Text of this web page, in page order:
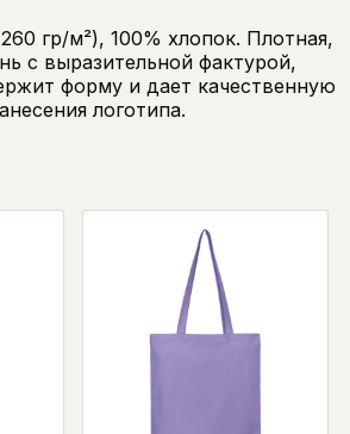
гр/м²), 100% хлопок. Плотная,
с выразительной фактурой,
форму и дает качественную
логотипа.